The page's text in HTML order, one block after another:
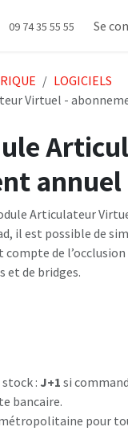
09 74 35 55 55 Se
LOGICIELS
Virtuel -
annuel
Articulateur
il est possible de
de l’occlusion
et de bridges.
: J+1 si
bancaire.
pour